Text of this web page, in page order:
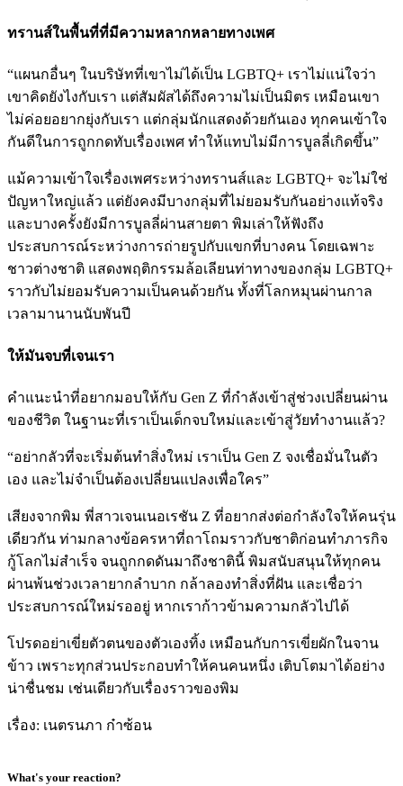
ทรานส์ในพื้นที่ที่มีความหลากหลายทางเพศ
“แผนกอื่นๆ ในบริษัทที่เขาไม่ได้เป็น LGBTQ+ เราไม่แน่ใจว่า
เขาคิดยังไงกับเรา แต่สัมผัสได้ถึงความไม่เป็นมิตร เหมือนเขา
ไม่ค่อยอยากยุ่งกับเรา แต่กลุ่มนักแสดงด้วยกันเอง ทุกคนเข้าใจ
กันดีในการถูกกดทับเรื่องเพศ ทำให้แทบไม่มีการบูลลี่เกิดขึ้น”
แม้ความเข้าใจเรื่องเพศระหว่างทรานส์และ LGBTQ+ จะไม่ใช่
ปัญหาใหญ่แล้ว แต่ยังคงมีบางกลุ่มที่ไม่ยอมรับกันอย่างแท้จริง
และบางครั้งยังมีการบูลลี่ผ่านสายตา พิมเล่าให้ฟังถึง
ประสบการณ์ระหว่างการถ่ายรูปกับแขกที่บางคน โดยเฉพาะ
ชาวต่างชาติ แสดงพฤติกรรมล้อเลียนท่าทางของกลุ่ม LGBTQ+
ราวกับไม่ยอมรับความเป็นคนด้วยกัน ทั้งที่โลกหมุนผ่านกาล
เวลามานานนับพันปี
ให้มันจบที่เจนเรา
คำแนะนำที่อยากมอบให้กับ Gen Z ที่กำลังเข้าสู่ช่วงเปลี่ยนผ่าน
ของชีวิต ในฐานะที่เราเป็นเด็กจบใหม่และเข้าสู่วัยทำงานแล้ว?
“อย่ากลัวที่จะเริ่มต้นทำสิ่งใหม่ เราเป็น Gen Z จงเชื่อมั่นในตัว
เอง และไม่จำเป็นต้องเปลี่ยนแปลงเพื่อใคร”
เสียงจากพิม พี่สาวเจนเนอเรชัน Z ที่อยากส่งต่อกำลังใจให้คนรุ่น
เดียวกัน ท่ามกลางข้อครหาที่ถาโถมราวกับชาติก่อนทำภารกิจ
กู้โลกไม่สำเร็จ จนถูกกดดันมาถึงชาตินี้ พิมสนับสนุนให้ทุกคน
ผ่านพ้นช่วงเวลายากลำบาก กล้าลองทำสิ่งที่ฝัน และเชื่อว่า
ประสบการณ์ใหม่รออยู่ หากเราก้าวข้ามความกลัวไปได้
โปรดอย่าเขี่ยตัวตนของตัวเองทิ้ง เหมือนกับการเขี่ยผักในจาน
ข้าว เพราะทุกส่วนประกอบทำให้คนคนหนึ่ง เติบโตมาได้อย่าง
น่าชื่นชม เช่นเดียวกับเรื่องราวของพิม
เรื่อง: เนตรนภา ก๋าซ้อน
What's your reaction?